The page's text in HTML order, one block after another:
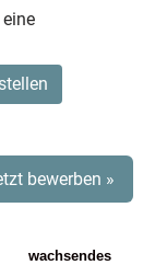
bewerben »